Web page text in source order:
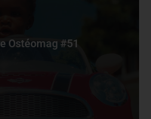
Ostéomag #51